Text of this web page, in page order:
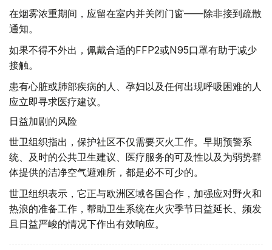
在烟雾浓重期间，应留在室内并关闭门窗——除非接到疏散
通知。
如果不得不外出，佩戴合适的FFP2或N95口罩有助于减少
接触。
患有心脏或肺部疾病的人、孕妇以及任何出现呼吸困难的人
应立即寻求医疗建议。
日益加剧的风险
世卫组织指出，保护社区不仅需要灭火工作。早期预警系
统、及时的公共卫生建议、医疗服务的可及性以及为弱势群
体提供的洁净空气避难所，都是必不可少的。
世卫组织表示，它正与欧洲区域各国合作，加强应对野火和
热浪的准备工作，帮助卫生系统在火灾季节日益延长、频发
且日益严峻的情况下作出有效响应。